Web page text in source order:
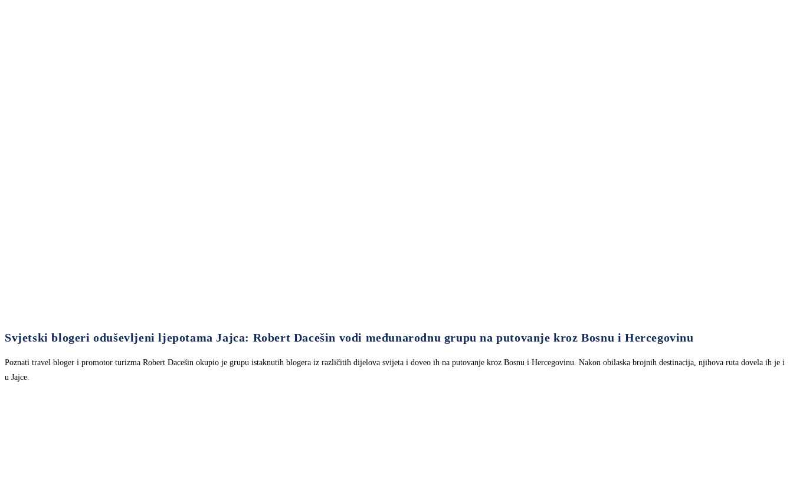
Svjetski blogeri oduševljeni ljepotama Jajca: Robert Dacešin vodi međunarodnu grupu na putovanje kroz Bosnu i Hercegovinu
Poznati travel bloger i promotor turizma Robert Dacešin okupio je grupu istaknutih blogera iz različitih dijelova svijeta i doveo ih na putovanje kroz Bosnu i Hercegovinu. Nakon obilaska brojnih destinacija, njihova ruta dovela ih je i
u Jajce.